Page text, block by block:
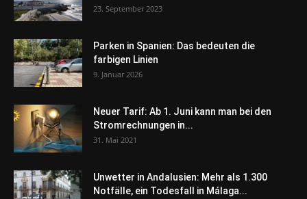
23. September 2023
Parken in Spanien: Das bedeuten die
farbigen Linien
9. Januar 2026
Neuer Tarif: Ab 1. Juni kann man bei den
Stromrechnungen in...
31. Mai 2021
Unwetter in Andalusien: Mehr als 1.300
Notfälle, ein Todesfall in Málaga...